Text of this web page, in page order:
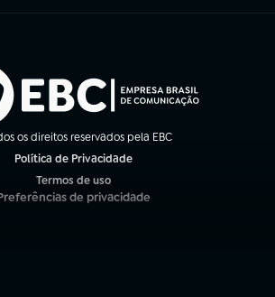
os direitos reservados pela EBC
Política de Privacidade
Termos de uso
(abre em nova aba)
de privacidade